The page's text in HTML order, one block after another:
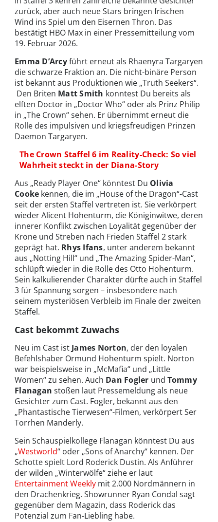
zurück, aber auch neue Stars bringen frischen
Wind ins Spiel um den Eisernen Thron. Das
bestätigt HBO Max in einer Pressemitteilung vom
19. Februar 2026.
Emma D’Arcyführt erneut als Rhaenyra Targaryen
die schwarze Fraktion an. Die nicht-binäre Person
ist bekannt aus Produktionen wie „Truth Seekers“.
Den Briten Matt Smith konntest Du bereits als
elften Doctor in „Doctor Who“ oder als Prinz Philip
in „The Crown“ sehen. Er übernimmt erneut die
Rolle des impulsiven und kriegsfreudigen Prinzen
Daemon Targaryen.
The Crown Staffel 6 im Reality-Check: So viel
Wahrheit steckt in der Diana-Story
Aus „Ready Player One“ könntest Du Olivia
Cooke kennen, die im „House of the Dragon“-Cast
seit der ersten Staffel vertreten ist. Sie verkörpert
wieder Alicent Hohenturm, die Königinwitwe, deren
innerer Konflikt zwischen Loyalität gegenüber der
Krone und Streben nach Frieden Staffel 2 stark
geprägt hat. Rhys Ifans, unter anderem bekannt
aus „Notting Hill“ und „The Amazing Spider-Man“,
schlüpft wieder in die Rolle des Otto Hohenturm.
Sein kalkulierender Charakter dürfte auch in Staffel
3 für Spannung sorgen – insbesondere nach
seinem mysteriösen Verbleib im Finale der zweiten
Staffel.
Cast bekommt Zuwachs
Neu im Cast istJames Norton, der den loyalen
Befehlshaber Ormund Hohenturm spielt. Norton
war beispielsweise in „McMafia“ und „Little
Women“ zu sehen. Auch Dan Fogler und Tommy
Flanaganstoßen laut Pressemeldung als neue
Gesichter zum Cast. Fogler, bekannt aus den
„Phantastische Tierwesen“-Filmen, verkörpert Ser
Torrhen Manderly.
Sein Schauspielkollege Flanagan könntest Du aus
„Westworld“ oder „Sons of Anarchy“ kennen. Der
Schotte spielt Lord Roderick Dustin. Als Anführer
der wilden „Winterwölfe“ ziehe er laut
Entertainment Weekly mit 2.000 Nordmännern in
den Drachenkrieg. Showrunner Ryan Condal sagt
gegenüber dem Magazin, dass Roderick das
Potenzial zum Fan-Liebling habe.